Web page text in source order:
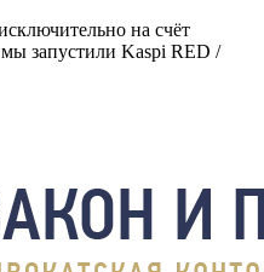
на счёт
запустили Kaspi RED /